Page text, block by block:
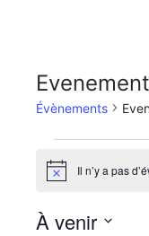
Évènements
Notice Il n’y a pas
À venir